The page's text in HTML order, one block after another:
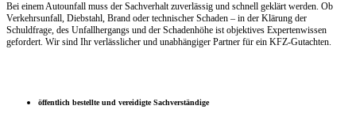
Bei einem Autounfall muss der Sachverhalt zuverlässig und schnell geklärt werden. Ob
Verkehrsunfall, Diebstahl, Brand oder technischer Schaden – in der Klärung der
Schuldfrage, des Unfallhergangs und der Schadenhöhe ist objektives Expertenwissen
gefordert. Wir sind Ihr verlässlicher und unabhängiger Partner für ein KFZ-Gutachten.
öffentlich bestellte und vereidigte Sachverständige